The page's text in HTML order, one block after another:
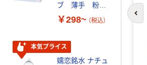
前
ブ 薄手 粉な
し（パウダーフ
￥298~ （税込）
本気プライス
嬬恋銘水 ナチュ